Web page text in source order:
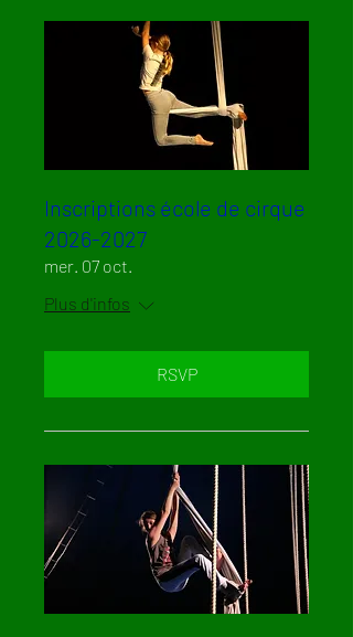
Inscriptions école de cirque
2026-2027
mer. 07 oct.
Plus d'infos
RSVP